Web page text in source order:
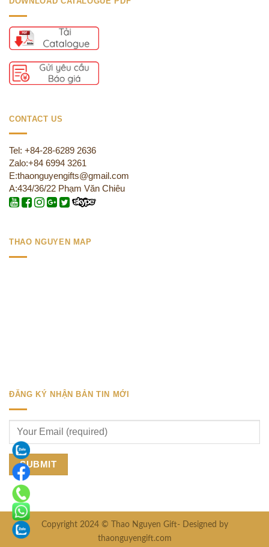
CONTACT US
Tel: +84-28-6289 2636
Zalo:+84 6994 3261
E:thaonguyengifts@gmail.com
A:434/36/22 Phạm Văn Chiêu
THAO NGUYEN MAP
ĐĂNG KÝ NHẬN BẢN TIN MỚI
Copyright 2024 © Thao Nguyen Gift- Designed by
thaonguyengift.com